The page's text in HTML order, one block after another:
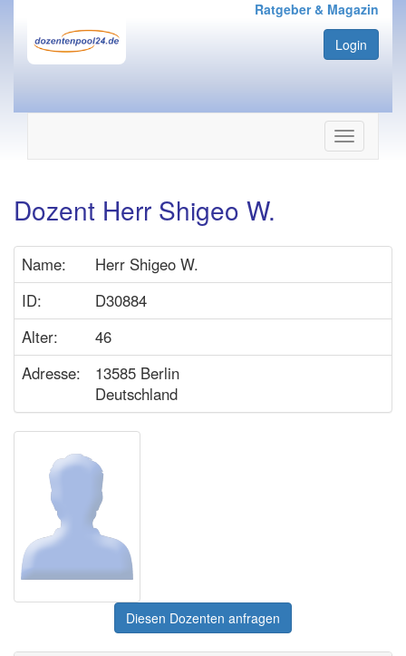
Ratgeber & Magazin
Login
Navigation
ein-/
Dozent Herr Shigeo W.
Name:
Herr Shigeo W.
ID:
D30884
Alter:
46
Adresse:
13585 Berlin
Deutschland
Diesen Dozenten anfragen